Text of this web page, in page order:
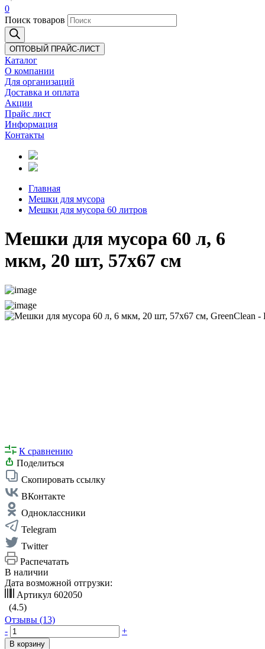
0
Поиск товаров
ОПТОВЫЙ ПРАЙС-ЛИСТ
Каталог
О компании
Для организаций
Доставка и оплата
Акции
Прайс лист
Информация
Контакты
Главная
Мешки для мусора
Мешки для мусора 60 литров
Мешки для мусора 60 л, 6
мкм, 20 шт, 57х67 см
К сравнению
Поделиться
Скопировать ссылку
ВКонтакте
Одноклассники
Telegram
Twitter
Распечатать
В наличии
Дата возможной отгрузки:
Артикул 602050
(4.5)
Отзывы (13)
-
+
В корзину